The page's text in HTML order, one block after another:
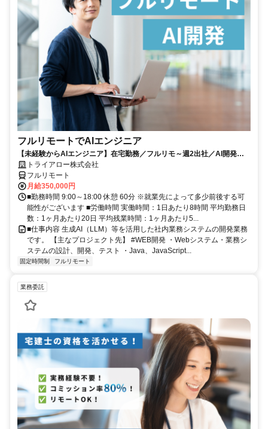
フルリモートでAIエンジニア
【未経験からAIエンジニア】在宅勤務／フルリモ～週2出社／AI開発を
仕事にする
トライアロー株式会社
フルリモート
月給350,000円
■勤務時間 9:00～18:00 休憩 60分 ※就業先によって多少前後する可
能性がございます ■労働時間 実働時間：1日あたり8時間 平均勤務日
数：1ヶ月あたり20日 平均残業時間：1ヶ月あたり5...
■仕事内容 生成AI（LLM）等を活用した社内業務システムの開発業務
です。 【主なプロジェクト先】 #WEB開発 ・Webシステム・業務シ
ステムの設計、開発、テスト ・Java、JavaScript...
固定時間制 フルリモート
業務委託